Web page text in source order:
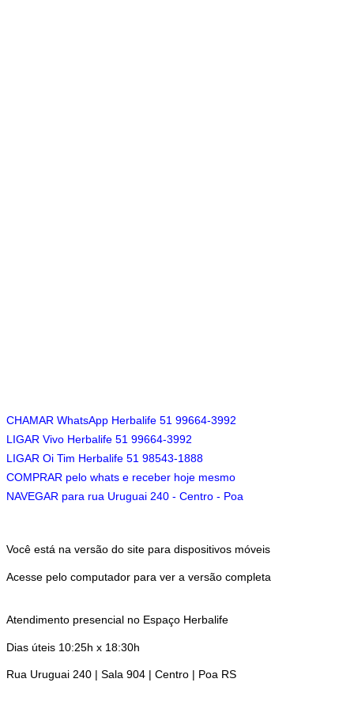
CHAMAR WhatsApp Herbalife 51 99664-3992
LIGAR Vivo Herbalife 51 99664-3992
LIGAR Oi Tim Herbalife 51 98543-1888
COMPRAR pelo whats e receber hoje mesmo
NAVEGAR para rua Uruguai 240 - Centro - Poa
Você está na versão do site para dispositivos móveis
Acesse pelo computador para ver a versão completa
Atendimento presencial no Espaço Herbalife
Dias úteis 10:25h x 18:30h
Rua Uruguai 240 | Sala 904 | Centro | Poa RS